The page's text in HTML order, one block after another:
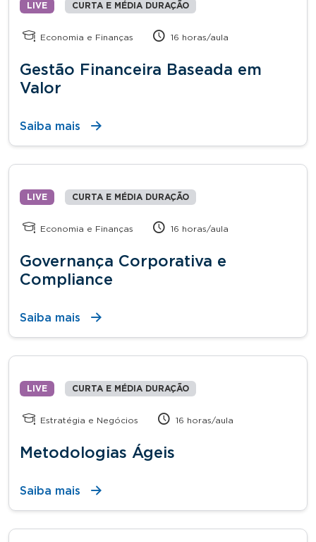
LIVE CURTA E MÉDIA DURAÇÃO
Economia e Finanças 16 horas/aula
Gestão Financeira Baseada em
Valor
Saiba mais
LIVE CURTA E MÉDIA DURAÇÃO
Economia e Finanças 16 horas/aula
Governança Corporativa e
Compliance
Saiba mais
LIVE CURTA E MÉDIA DURAÇÃO
Estratégia e Negócios 16 horas/aula
Metodologias Ágeis
Saiba mais